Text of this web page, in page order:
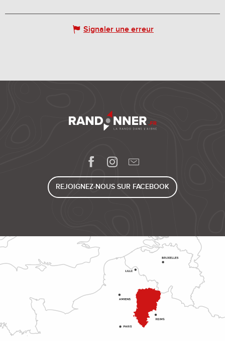
Signaler une erreur
REJOIGNEZ-NOUS SUR FACEBOOK